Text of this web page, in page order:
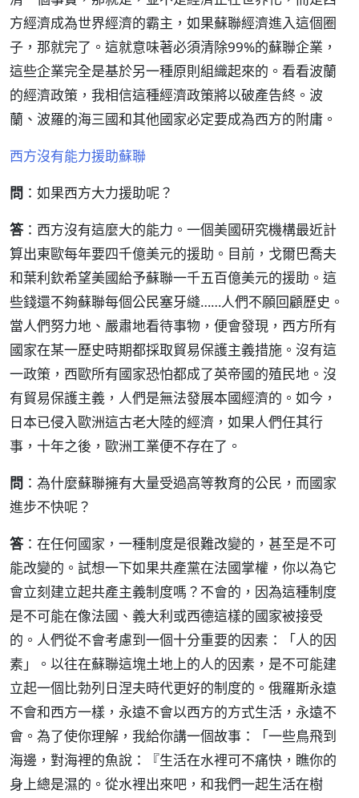
方經濟成為世界經濟的霸主，如果蘇聯經濟進入這個圈
子，那就完了。這就意味著必須清除99%的蘇聯企業，
這些企業完全是基於另一種原則組織起來的。看看波蘭
的經濟政策，我相信這種經濟政策將以破產告終。波
蘭、波羅的海三國和其他國家必定要成為西方的附庸。
西方沒有能力援助蘇聯
問 ：如果西方大力援助呢？
答：西方沒有這麼大的能力。一個美國研究機構最近計
算出東歐每年要四千億美元的援助。目前，戈爾巴喬夫
和葉利欽希望美國給予蘇聯一千五百億美元的援助。這
些錢還不夠蘇聯每個公民塞牙縫……人們不願回顧歷史。
當人們努力地、嚴肅地看待事物，便會發現，西方所有
國家在某一歷史時期都採取貿易保護主義措施。沒有這
一政策，西歐所有國家恐怕都成了英帝國的殖民地。沒
有貿易保護主義，人們是無法發展本國經濟的。如今，
日本已侵入歐洲這古老大陸的經濟，如果人們任其行
事，十年之後，歐洲工業便不存在了。
問 ：為什麼蘇聯擁有大量受過高等教育的公民，而國家
進步不快呢？
答：在任何國家，一種制度是很難改變的，甚至是不可
能改變的。試想一下如果共產黨在法國掌權，你以為它
會立刻建立起共產主義制度嗎？不會的，因為這種制度
是不可能在像法國、義大利或西德這樣的國家被接受
的。人們從不會考慮到一個十分重要的因素：「人的因
素」。以往在蘇聯這塊土地上的人的因素，是不可能建
立起一個比勃列日涅夫時代更好的制度的。俄羅斯永遠
不會和西方一樣，永遠不會以西方的方式生活，永遠不
會。為了使你理解，我給你講一個故事：「一些鳥飛到
海邊，對海裡的魚說：『生活在水裡可不痛快，瞧你的
身上總是濕的。從水裡出來吧，和我們一起生活在樹